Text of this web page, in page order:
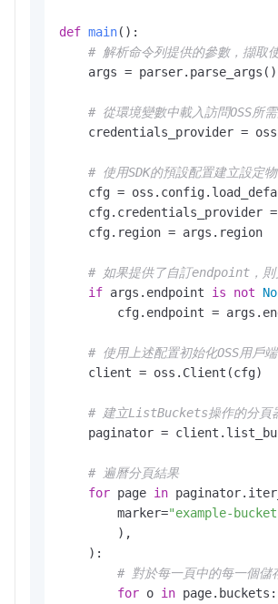
def main():
# 解析命令列提供的參數，擷取
    args = parser.parse_args()
# 從環境變數中載入訪問OSS所
credentials_provider =
# 使用SDK的預設配置建立設定
cfg =
cfg.credentials_provider
    cfg.region = args.region
# 如果提供了自訂endpoint，
if args.endpoint is not
cfg.endpoint =
# 使用上述配置初始化OSS用戶端
    client = oss.Client(cfg)
# 建立ListBuckets操作的分頁
paginator =
# 遍曆分頁結果
for page in
        marker=
"example-
        ),
    ):
# 對於每一頁中的每一個儲
for o in page.buckets: